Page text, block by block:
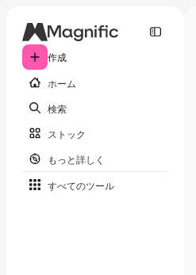
作成
ホーム
検索
ストック
もっと詳しく
すべてのツール